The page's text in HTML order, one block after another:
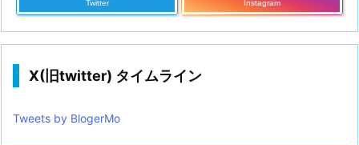
Twitter Instagram
X(旧twitter) タイムライン
Tweets by BlogerMo